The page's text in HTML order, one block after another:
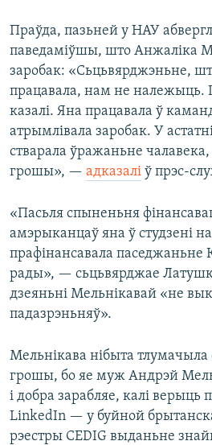
Праўда, пазьней у НАУ
паведаміўшы, што Анжаліка
заробак: «Сьцьвярджэньне,
працавала, нам не належыць.
казалі. Яна працавала ў
атрымлівала заробак. У
стварала ўражаньне
грошы», — адказалі ў прэс-
«Пасьля спыненьня
амэрыканцаў яна ў студзені
прафінансавала
рады», — сьцьвярджае
дзеяньні Мельнікавай «не
падазрэньняў».
Мельнікава нібыта
грошы, бо яе муж Андрэй
і добра зарабляе, калі
LinkedIn — у буйной
рэестры CEDIG выданьне